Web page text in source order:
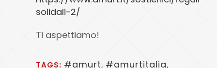
solidali-2/
Ti aspettiamo!
TAGS: #amurt, #amurtitalia,